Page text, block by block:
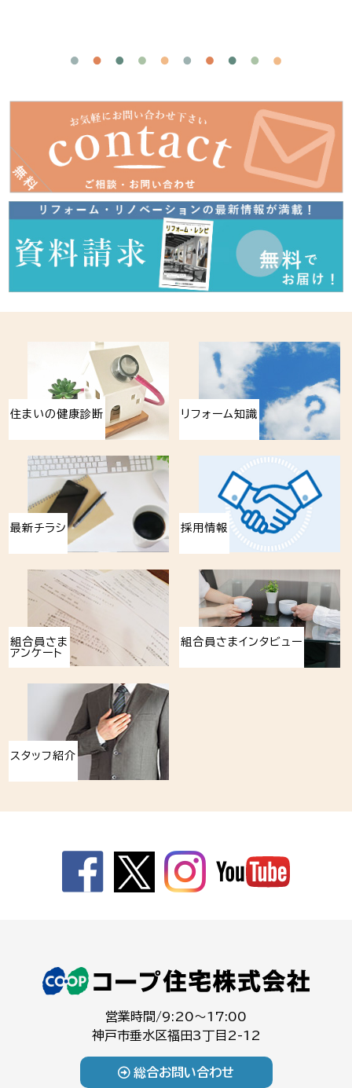
住まいの健康診断 リフォーム知識
最新チラシ 採用情報
組合員さま
アンケート
組合員さまインタビュー
スタッフ紹介
営業時間/9:20～17:00
神戸市垂水区福田3丁目2-12
総合お問い合わせ